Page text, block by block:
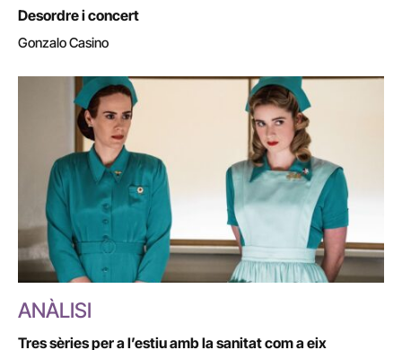
Desordre i concert
Gonzalo Casino
ANÀLISI
Tres sèries per a l’estiu amb la sanitat com a eix